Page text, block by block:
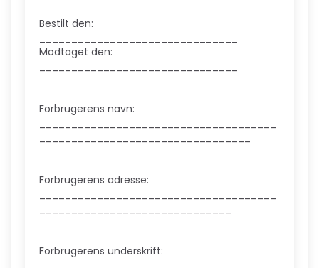
Bestilt den:
Modtaget den:
Forbrugerens navn:
Forbrugerens adresse:
Forbrugerens underskrift: